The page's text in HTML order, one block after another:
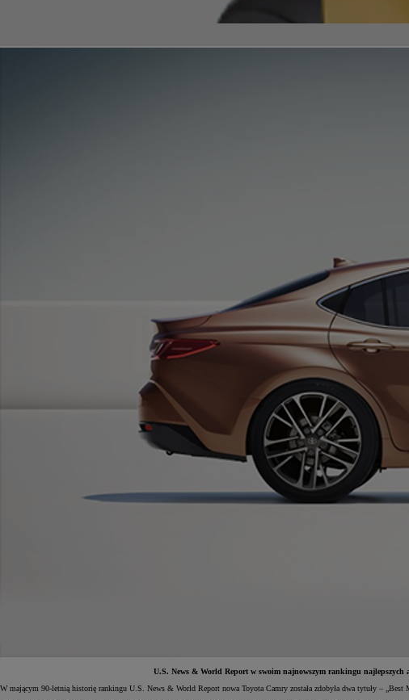
U.S. News & World Report w swoim najnowszym rankingu
W mającym 90-letnią historię rankingu U.S. News & World Report nowa Toyota Camry została zdobyła dwa tytuły –